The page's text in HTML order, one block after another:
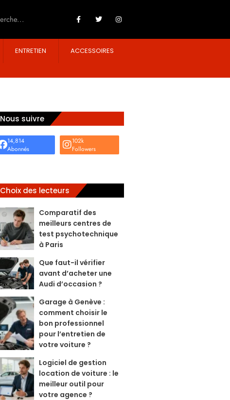
ENTRETIEN ACCESSOIRES
Nous suivre
14,814
Abonnés
102k
Followers
Choix des lecteurs
Comparatif des
meilleurs centres de
test psychotechnique
à Paris
Que faut-il vérifier
avant d’acheter une
Audi d’occasion ?
Garage à Genève :
comment choisir le
bon professionnel
pour l’entretien de
votre voiture ?
Logiciel de gestion
location de voiture : le
meilleur outil pour
votre agence ?